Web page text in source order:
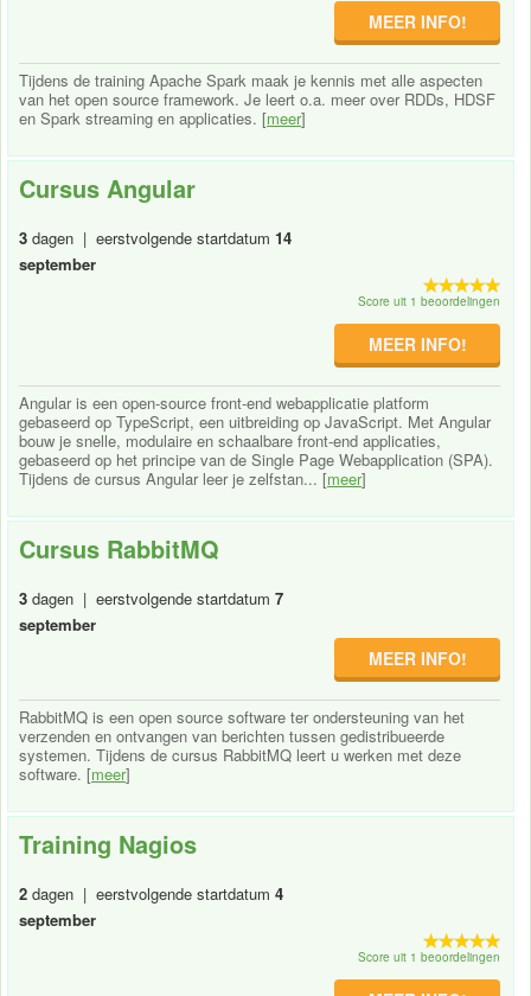
MEER INFO!
Tijdens de training Apache Spark maak je kennis met alle aspecten
van het open source framework. Je leert o.a. meer over RDDs, HDSF
en Spark streaming en applicaties. [meer]
Cursus Angular
3 dagen | eerstvolgende startdatum 14
september
Score uit 1 beoordelingen
MEER INFO!
Angular is een open-source front-end webapplicatie platform
gebaseerd op TypeScript, een uitbreiding op JavaScript. Met Angular
bouw je snelle, modulaire en schaalbare front-end applicaties,
gebaseerd op het principe van de Single Page Webapplication (SPA).
Tijdens de cursus Angular leer je zelfstan... [meer]
Cursus RabbitMQ
3 dagen | eerstvolgende startdatum 7
september
MEER INFO!
RabbitMQ is een open source software ter ondersteuning van het
verzenden en ontvangen van berichten tussen gedistribueerde
systemen. Tijdens de cursus RabbitMQ leert u werken met deze
software. [meer]
Training Nagios
2 dagen | eerstvolgende startdatum 4
september
Score uit 1 beoordelingen